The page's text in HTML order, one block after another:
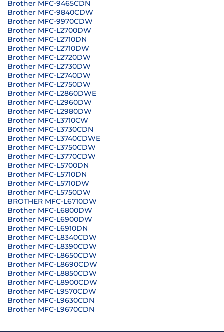
Brother MFC-9465CDN
Brother MFC-9840CDW
Brother MFC-9970CDW
Brother MFC-L2700DW
Brother MFC-L2710DN
Brother MFC-L2710DW
Brother MFC-L2720DW
Brother MFC-L2730DW
Brother MFC-L2740DW
Brother MFC-L2750DW
Brother MFC-L2860DWE
Brother MFC-L2960DW
Brother MFC-L2980DW
Brother MFC-L3710CW
Brother MFC-L3730CDN
Brother MFC-L3740CDWE
Brother MFC-L3750CDW
Brother MFC-L3770CDW
Brother MFC-L5700DN
Brother MFC-L5710DN
Brother MFC-L5710DW
Brother MFC-L5750DW
BROTHER MFC-L6710DW
Brother MFC-L6800DW
Brother MFC-L6900DW
Brother MFC-L6910DN
Brother MFC-L8340CDW
Brother MFC-L8390CDW
Brother MFC-L8650CDW
Brother MFC-L8690CDW
Brother MFC-L8850CDW
Brother MFC-L8900CDW
Brother MFC-L9570CDW
Brother MFC-L9630CDN
Brother MFC-L9670CDN